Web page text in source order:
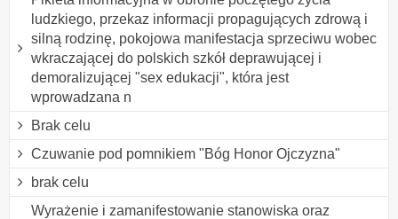
ludzkiego, przekaz informacji propagujących zdrową i
silną rodzinę, pokojowa manifestacja sprzeciwu wobec
wkraczającej do polskich szkół deprawującej i
demoralizującej "sex edukacji", która jest
wprowadzana n
Brak celu
Czuwanie pod pomnikiem "Bóg Honor Ojczyzna"
brak celu
Wyrażenie i zamanifestowanie stanowiska oraz